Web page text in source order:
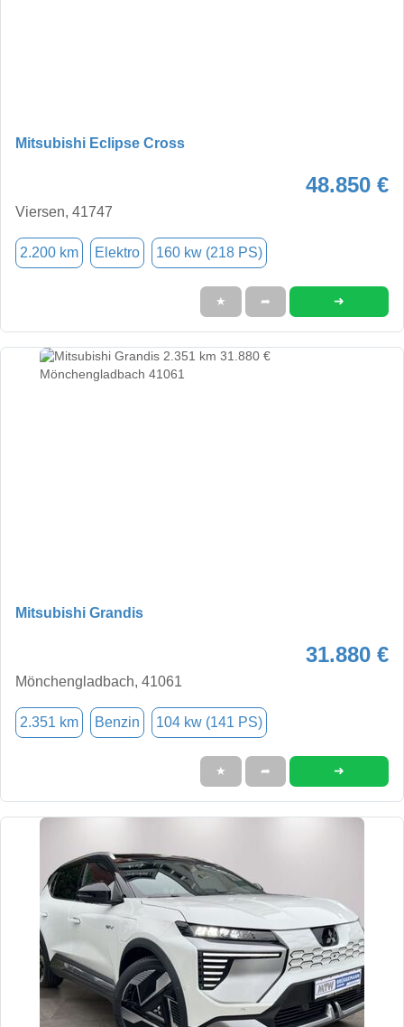
Mitsubishi Eclipse Cross
48.850 €
Viersen, 41747
2.200 km Elektro 160 kw (218 PS)
★ ➦ ➜
Mitsubishi Grandis
31.880 €
Mönchengladbach, 41061
2.351 km Benzin 104 kw (141 PS)
★ ➦ ➜